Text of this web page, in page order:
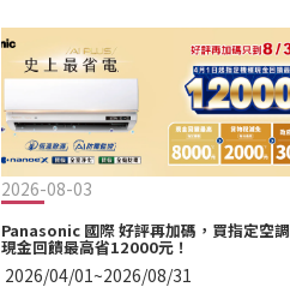
2026-08-03
Panasonic 國際 好評再加碼，買指定空調
現金回饋最高省12000元！
2026/04/01~2026/08/31